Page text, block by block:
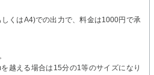
くはA4)での出力で、料金は1000円で承
越える場合は15分の1等のサイズになり